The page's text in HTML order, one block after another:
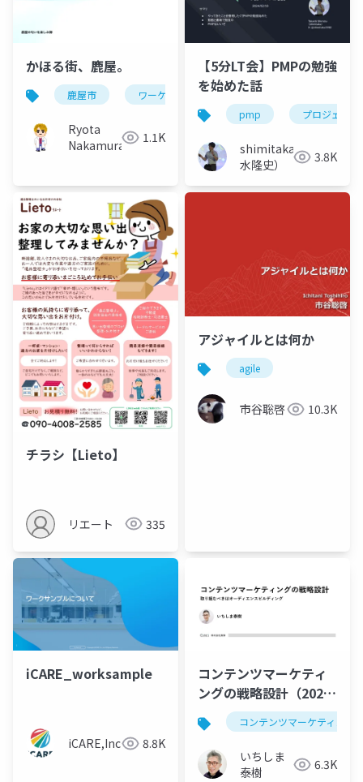
かほる街、鹿屋。
鹿屋市 ワーケーション 地域活性化
Ryota
Nakamura
1.1K
【5分LT会】PMPの勉強
を始めた話
pmp プロジェク
shimitaka（清
水隆史）
3.8K
チラシ【Lieto】
リエート 335
アジャイルとは何か
agile
市谷聡啓 10.3K
iCARE_worksample
iCARE,Inc 8.8K
コンテンツマーケティ
ングの戦略設計（2024
年版） コンテンツマーケティング
いちしま
泰樹
6.3K